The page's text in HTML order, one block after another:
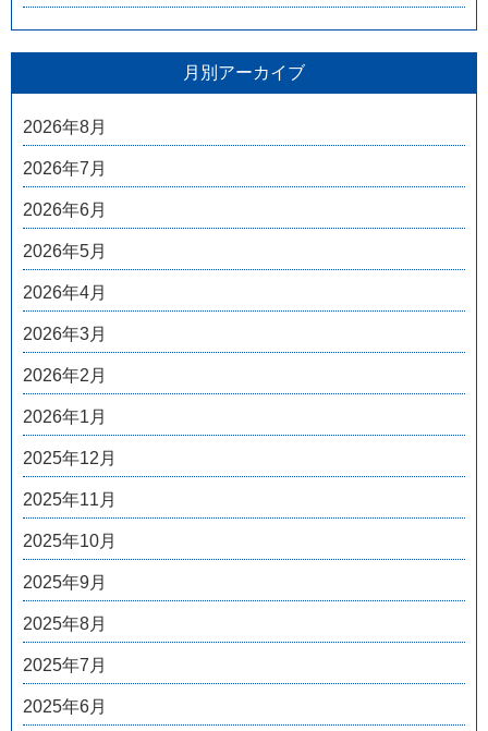
月別アーカイブ
2026年8月
2026年7月
2026年6月
2026年5月
2026年4月
2026年3月
2026年2月
2026年1月
2025年12月
2025年11月
2025年10月
2025年9月
2025年8月
2025年7月
2025年6月